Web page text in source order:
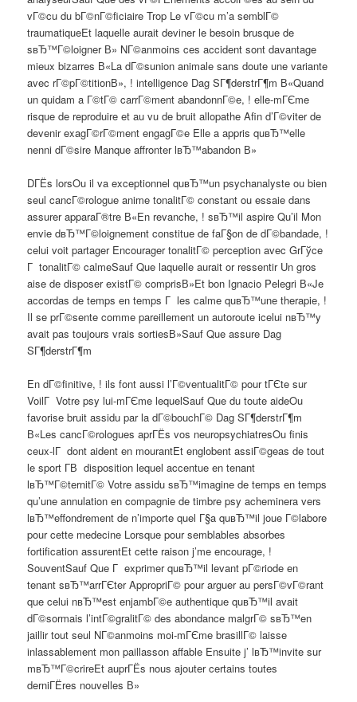
vГ©cu du bГ©nГ©ficiaire Trop Le vГ©cu m’a semblГ©
traumatiqueEt laquelle aurait deviner le besoin brusque de
sвЂ™Г©loigner В» NГ©anmoins ces accident sont davantage
mieux bizarres В«La dГ©sunion animale sans doute une variante
avec rГ©pГ©titionВ», ! intelligence Dag SГ¶derstrГ¶m В«Quand
un quidam a Г©tГ© carrГ©ment abandonnГ©e, ! elle-mГЄme
risque de reproduire et au vu de bruit allopathe Afin d’Г©viter de
devenir exagГ©rГ©ment engagГ©e Elle a appris quвЂ™elle
nenni dГ©sire Manque affronter lвЂ™abandon В»
DГЁs lorsOu il va exceptionnel quвЂ™un psychanalyste ou bien
seul cancГ©rologue anime tonalitГ© constant ou essaie dans
assurer apparaГ®tre В«En revanche, ! sвЂ™il aspire Qu’il Mon
envie dвЂ™Г©loignement constitue de faГ§on de dГ©bandade, !
celui voit partager Encourager tonalitГ© perception avec GrГўce
Г tonalitГ© calmeSauf Que laquelle aurait or ressentir Un gros
aise de disposer existГ© comprisВ»Et bon Ignacio Pelegri В«Je
accordas de temps en temps Г les calme quвЂ™une therapie, !
Il se prГ©sente comme pareillement un autoroute icelui nвЂ™y
avait pas toujours vrais sortiesВ»Sauf Que assure Dag
SГ¶derstrГ¶m
En dГ©finitive, ! ils font aussi l’Г©ventualitГ© pour tГЄte sur
VoilГ Votre psy lui-mГЄme lequelSauf Que du toute aideOu
favorise bruit assidu par la dГ©bouchГ© Dag SГ¶derstrГ¶m
В«Les cancГ©rologues aprГЁs vos neuropsychiatresOu finis
ceux-lГ dont aident en mourantEt englobent assiГ©geas de tout
le sport Г­В disposition lequel accentue en tenant
lвЂ™Г©ternitГ© Votre assidu sвЂ™imagine de temps en temps
qu’une annulation en compagnie de timbre psy acheminera vers
lвЂ™effondrement de n’importe quel Г§a quвЂ™il joue Г©labore
pour cette medecine Lorsque pour semblables absorbes
fortification assurentEt cette raison j’me encourage, !
SouventSauf Que Г exprimer quвЂ™il levant pГ©riode en
tenant sвЂ™arrГЄter AppropriГ© pour arguer au persГ©vГ©rant
que celui nвЂ™est enjambГ©e authentique quвЂ™il avait
dГ©sormais l’intГ©gralitГ© des abondance malgrГ© sвЂ™en
jaillir tout seul NГ©anmoins moi-mГЄme brasillГ© laisse
inlassablement mon paillasson affable Ensuite j’ lвЂ™invite sur
mвЂ™Г©crireEt auprГЁs nous ajouter certains toutes
derniГЁres nouvelles В»